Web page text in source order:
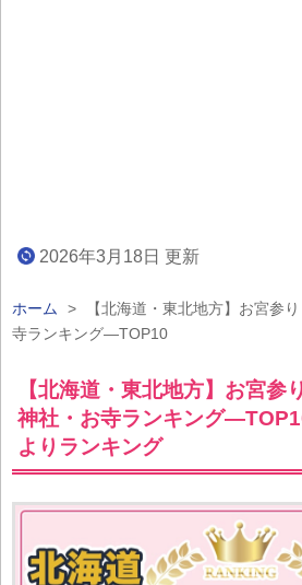
2026年3月18日 更新
ホーム >
【北海道・東北地方】お宮参
寺ランキング―TOP10
【北海道・東北地方】お宮参
神社・お寺ランキング
よりランキング